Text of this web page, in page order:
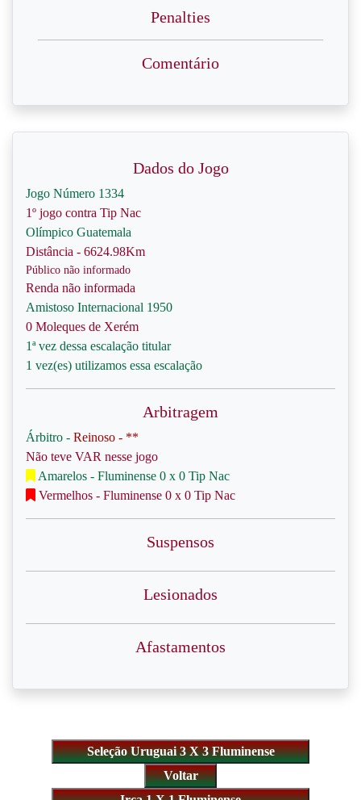
Penalties
Comentário
Dados do Jogo
Jogo Número 1334
1º jogo contra Tip Nac
Olímpico Guatemala
Distância - 6624.98Km
Público não informado
Renda não informada
Amistoso Internacional 1950
0 Moleques de Xerém
1ª vez dessa escalação titular
1 vez(es) utilizamos essa escalação
Arbitragem
Árbitro - Reinoso - **
Não teve VAR nesse jogo
Amarelos - Fluminense 0 x 0 Tip Nac
Vermelhos - Fluminense 0 x 0 Tip Nac
Suspensos
Lesionados
Afastamentos